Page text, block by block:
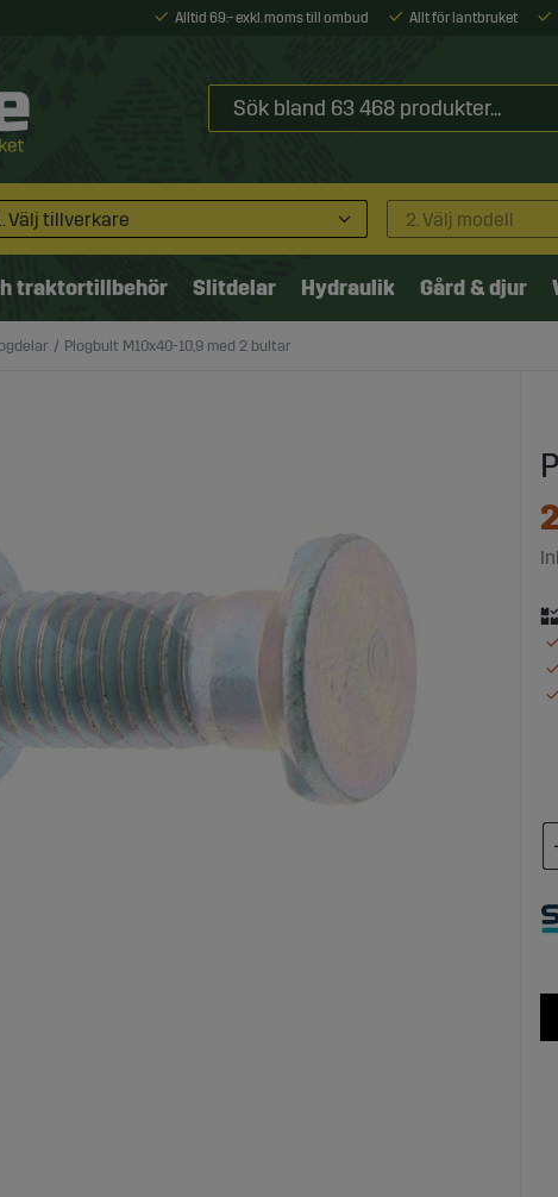
Alltid 69:- exkl. moms till ombud Allt för lantbruket
Välj tillverkare 2. Välj modell
traktortillbehör Slitdelar Hydraulik Gård & djur
Plogbult M10x40-10,9 med 2 bultar